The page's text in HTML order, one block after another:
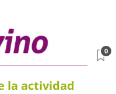
la actividad
0